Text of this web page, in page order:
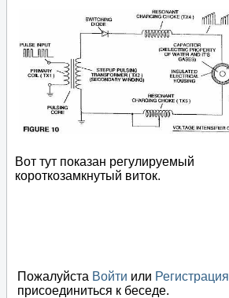
Вот тут показан регулируемый
короткозамкнутый виток.
Пожалуйста Войти или Регистрация
присоединиться к беседе.